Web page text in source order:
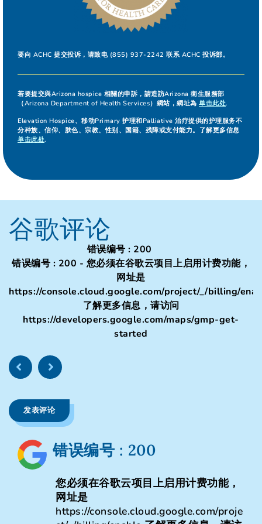
要向 ACHC 提交投诉，请致电 (855) 937-2242 联系 ACHC 投诉部。
若要提交與Arizona hospice 相關的申訴，請造訪Arizona 衛生服務部
（Arizona Department of Health Services）網站，網址為 单击此处.
Elevation Hospice、移动Primary 护理和Palliative 治疗提供的护理服务不
分种族、信仰、肤色、宗教、性别、国籍、残障或支付能力。了解更多信息
单击此处.
谷歌评论
错误编号 : 200
错误编号 : 200 - 您必须在谷歌云项目上启用计费功能，
网址是
https://console.cloud.google.com/project/_/billing/
了解更多信息，请访问
https://developers.google.com/maps/gmp-get-
started
发表评论
错误编号 : 200
您必须在谷歌云项目上启用计费功能，
网址是
https://console.cloud.google.com/proje